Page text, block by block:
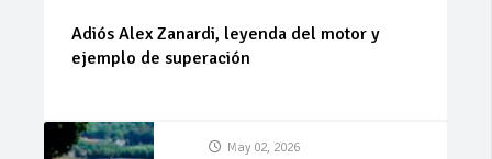
Adiós Alex Zanardi, leyenda del motor y
ejemplo de superación
May 02, 2026